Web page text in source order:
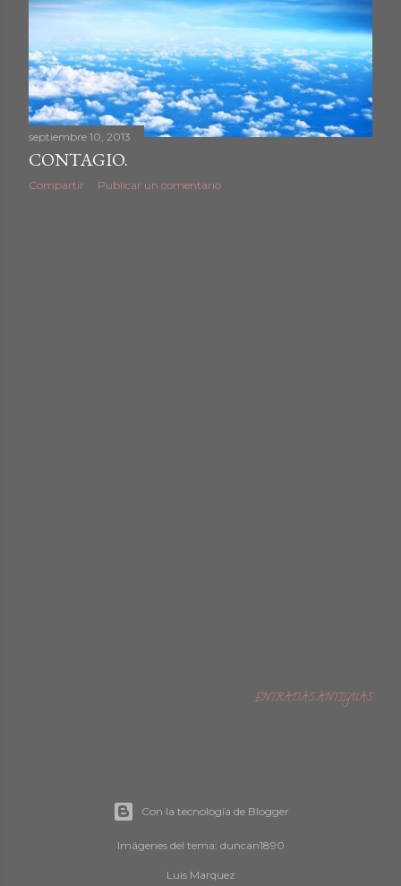
septiembre 10, 2013
CONTAGIO.
Compartir Publicar un comentario
ENTRADAS ANTIGUAS
Con la tecnología de Blogger
Imágenes del tema: duncan1890
Luis Marquez